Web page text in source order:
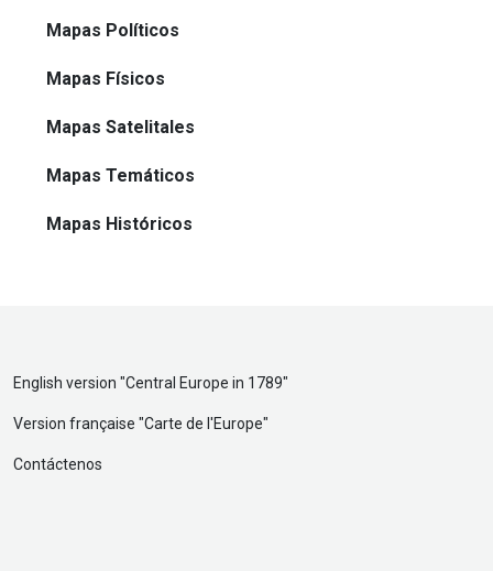
Mapas Políticos
Mapas Físicos
Mapas Satelitales
Mapas Temáticos
Mapas Históricos
English version "Central Europe in 1789"
Version française "Carte de l'Europe"
Contáctenos